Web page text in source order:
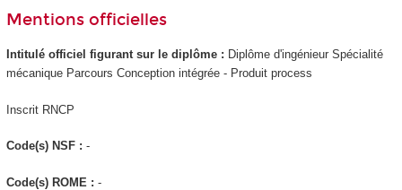
Mentions officielles
Intitulé officiel figurant sur le diplôme : Diplôme d'ingénieur Spécialité
mécanique Parcours Conception intégrée - Produit process
Inscrit RNCP
Code(s) NSF : -
Code(s) ROME : -